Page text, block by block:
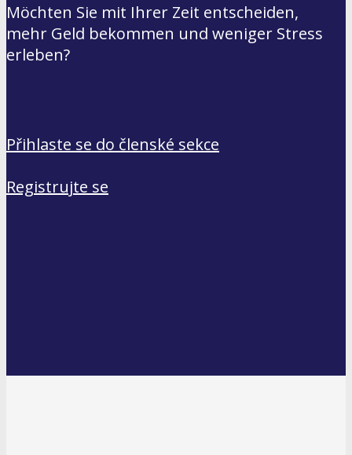
Möchten Sie mit Ihrer Zeit entscheiden,
mehr Geld bekommen und weniger Stress
erleben?
Přihlaste se do členské sekce
Registrujte se